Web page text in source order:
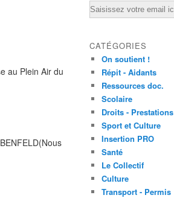
au Plein Air du
Email
CATÉGORIES
On soutient !
Répit - Aidants
Ressources doc.
Scolaire
Droits - Prestations
Sport et Culture
Insertion PRO
Santé
Le Collectif
Culture
Transport - Permis